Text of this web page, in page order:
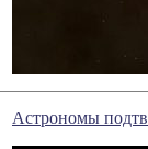
Астрономы